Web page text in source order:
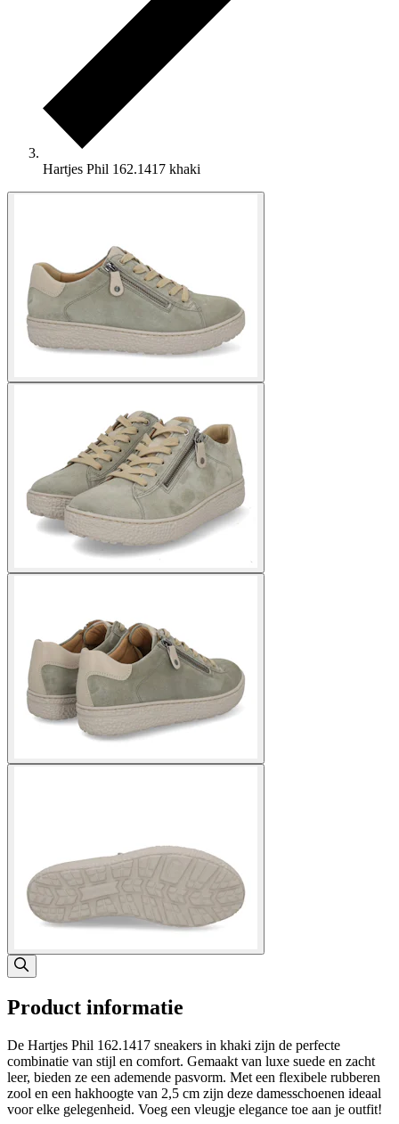
Hartjes Phil 162.1417 khaki
Product informatie
De Hartjes Phil 162.1417 sneakers in khaki zijn de perfecte
combinatie van stijl en comfort. Gemaakt van luxe suede en zacht
leer, bieden ze een ademende pasvorm. Met een flexibele rubberen
zool en een hakhoogte van 2,5 cm zijn deze damesschoenen ideaal
voor elke gelegenheid. Voeg een vleugje elegance toe aan je outfit!